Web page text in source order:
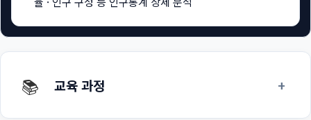
📚 교육 과정 +